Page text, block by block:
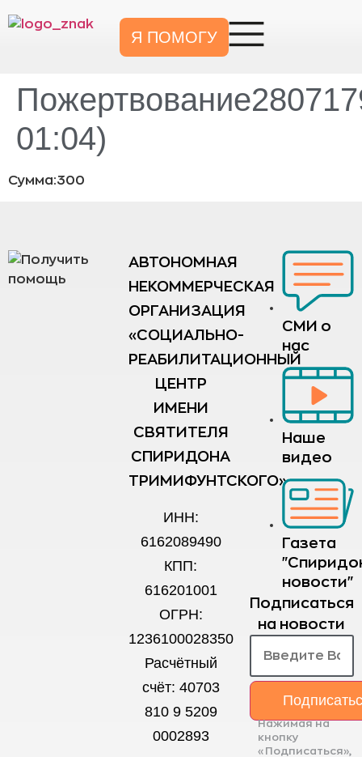
Я ПОМОГУ
01:04)
Сумма:300
АВТОНОМНАЯ
НЕКОММЕРЧЕСКАЯ
ОРГАНИЗАЦИЯ
«СОЦИАЛЬНО-
РЕАБИЛИТАЦИОННЫЙ
ЦЕНТР
ИМЕНИ
СВЯТИТЕЛЯ
СПИРИДОНА
ТРИМИФУНТСКОГО»
ИНН:
6162089490
КПП:
616201001
ОГРН:
1236100028350
Расчётный
счёт: 40703
810 9 5209
0002893
СМИ о
нас
Наше
видео
Газета
новости"
Подписаться
на новости
Нажимая на
кнопку
«Подписаться»,